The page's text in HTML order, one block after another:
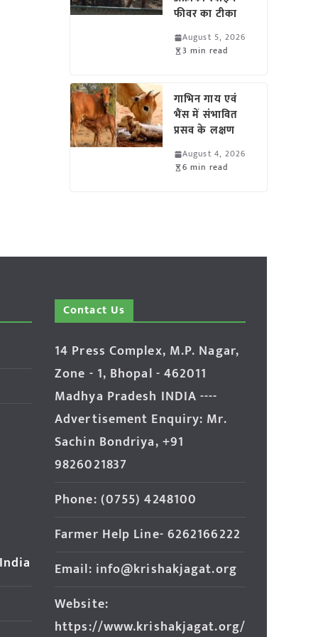
फीवर का टीका
August 5, 2026
3 min read
गाभिन गाय एवं
भैंस में संभावित
प्रसव के लक्षण
August 4, 2026
6 min read
Contact Us
14 Press Complex, M.P. Nagar,
Zone - 1, Bhopal - 462011
Madhya Pradesh INDIA ----
Advertisement Enquiry: Mr.
Sachin Bondriya, +91
9826021837
Phone: (0755) 4248100
Farmer Help Line- 6262166222
Email: info@krishakjagat.org
Website:
https://www.krishakjagat.org/